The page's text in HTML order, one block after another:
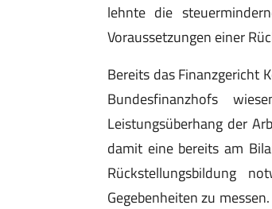
lehnte die
Voraussetzungen einer
Bereits das Finanzgericht
Bundesfinanzhofs
Leistungsüberhang der
damit eine bereits am
Rückstellungsbildung
Gegebenheiten zu